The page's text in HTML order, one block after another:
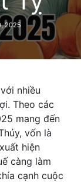
2025
nhiều
Theo các
mang đến
vốn là
hiện
càng làm
cạnh cuộc